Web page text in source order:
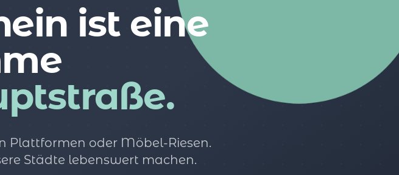
ist eine
Plattformen oder Möbel-Riesen.
Städte lebenswert machen.